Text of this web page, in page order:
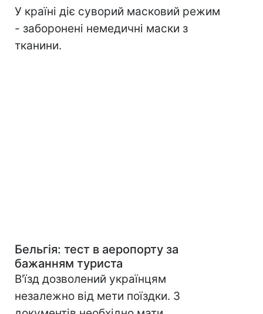
У країні діє суворий масковий режим
- заборонені немедичні маски з
тканини.
Бельгія: тест в аеропорту за
бажанням туриста
В'їзд дозволений українцям
незалежно від мети поїздки. З